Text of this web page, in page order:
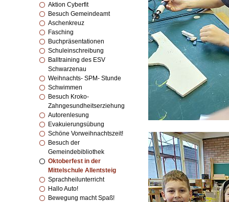
Aktion Cyberfit
Besuch Gemeindeamt
Aschenkreuz
Fasching
Buchpräsentationen
Schuleinschreibung
Balltraining des ESV
Schwarzenau
Weihnachts- SPM- Stunde
Schwimmen
Besuch Kroko-
Zahngesundheitserziehung
Autorenlesung
Evakuierungsübung
Schöne Vorweihnachtszeit!
Besuch der
Gemeindebibliothek
Oktoberfest in der
Mittelschule Allentsteig
Sprachheilunterricht
Hallo Auto!
Bewegung macht Spaß!